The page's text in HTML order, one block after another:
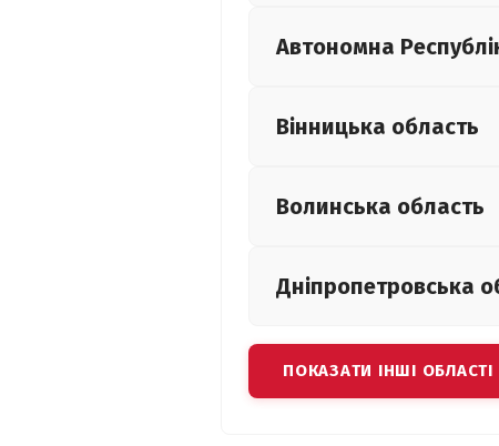
Автономна
Вінницька область
Волинська область
Дніпропетровська
ПОКАЗАТИ ІНШІ ОБЛАСТІ